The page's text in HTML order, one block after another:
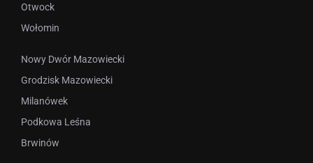
Otwock
Wołomin
Nowy Dwór Mazowiecki
Grodzisk Mazowiecki
Milanówek
Podkowa Leśna
Brwinów